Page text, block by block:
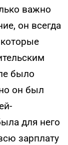
важно
он всегда
было
он был
для него
зарплату